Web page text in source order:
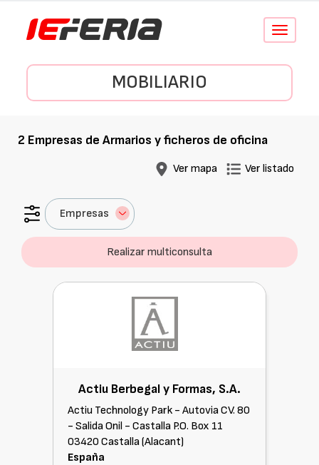
Conmutar
MOBILIARIO
2 Empresas de Armarios y ficheros de oficina
Ver mapa Ver listado
Empresas
Realizar multiconsulta
Actiu Berbegal y Formas, S.A.
Actiu Technology Park - Autovia CV. 80
- Salida Onil - Castalla P.O. Box 11
03420 Castalla (Alacant)
España